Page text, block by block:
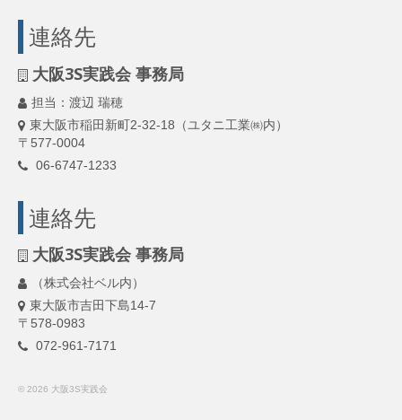
連絡先
大阪3S実践会 事務局
担当：渡辺 瑞穂
東大阪市稲田新町2-32-18（ユタニ工業㈱内）
〒577-0004
06-6747-1233
連絡先
大阪3S実践会 事務局
（株式会社ベル内）
東大阪市吉田下島14-7
〒578-0983
072-961-7171
© 2026 大阪3S実践会